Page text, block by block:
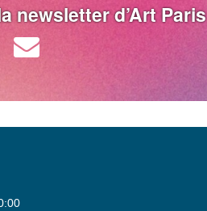
newsletter d’Art Paris